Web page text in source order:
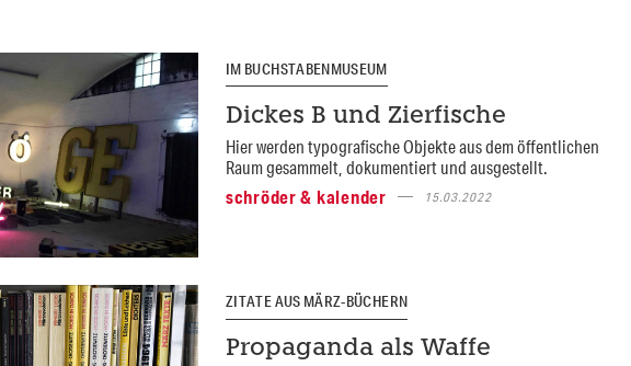
IM BUCHSTABENMUSEUM
Dickes B und Zierfische
Hier werden typografische Objekte aus dem öffentlichen
Raum gesammelt, dokumentiert und ausgestellt.
schröder & kalender
15.03.2022
ZITATE AUS MÄRZ-BÜCHERN
Propaganda als Waffe